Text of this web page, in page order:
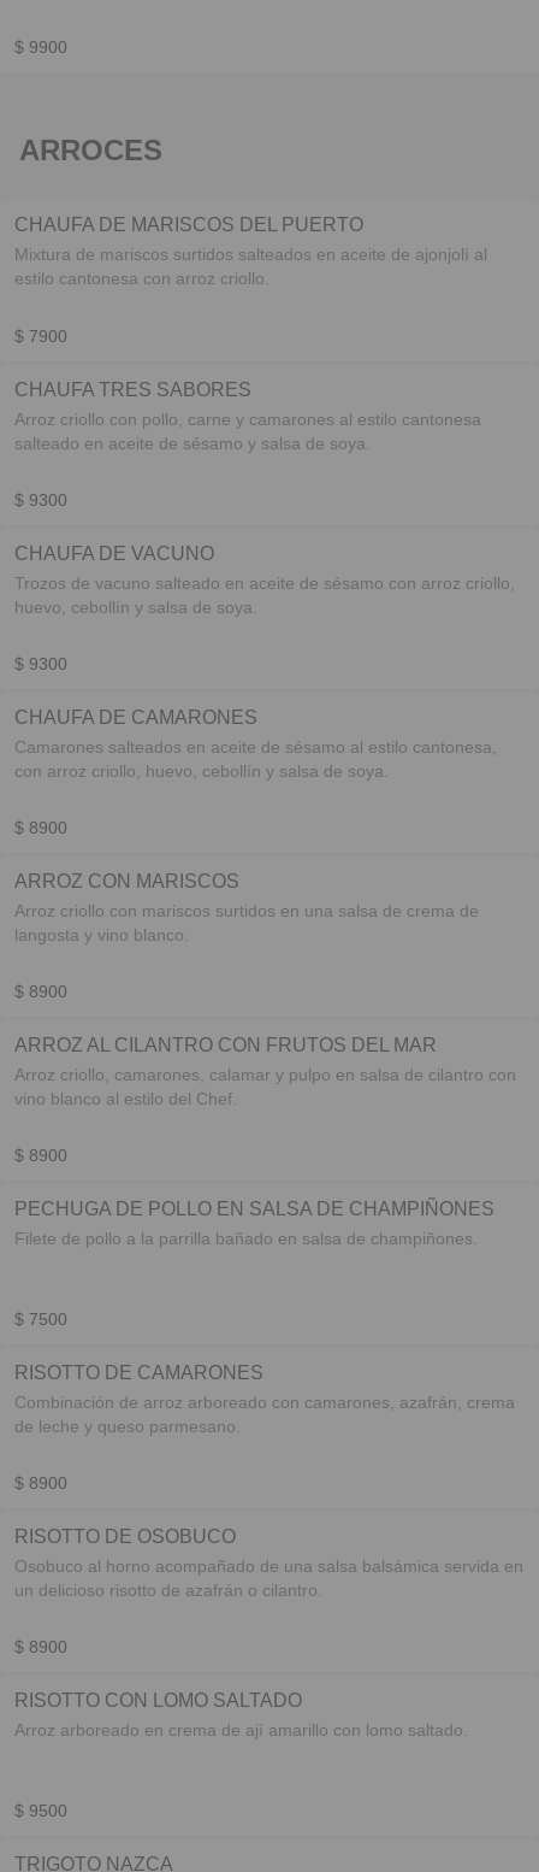
$ 9900
ARROCES
CHAUFA DE MARISCOS DEL PUERTO
Mixtura de mariscos surtidos salteados en aceite de ajonjolí al
estilo cantonesa con arroz criollo.
$ 7900
CHAUFA TRES SABORES
Arroz criollo con pollo, carne y camarones al estilo cantonesa
salteado en aceite de sésamo y salsa de soya.
$ 9300
CHAUFA DE VACUNO
Trozos de vacuno salteado en aceite de sésamo con arroz criollo,
huevo, cebollín y salsa de soya.
$ 9300
CHAUFA DE CAMARONES
Camarones salteados en aceite de sésamo al estilo cantonesa,
con arroz criollo, huevo, cebollín y salsa de soya.
$ 8900
ARROZ CON MARISCOS
Arroz criollo con mariscos surtidos en una salsa de crema de
langosta y vino blanco.
$ 8900
ARROZ AL CILANTRO CON FRUTOS DEL MAR
Arroz criollo, camarones, calamar y pulpo en salsa de cilantro con
vino blanco al estilo del Chef.
$ 8900
PECHUGA DE POLLO EN SALSA DE CHAMPIÑONES
Filete de pollo a la parrilla bañado en salsa de champiñones.
$ 7500
RISOTTO DE CAMARONES
Combinación de arroz arboreado con camarones, azafrán, crema
de leche y queso parmesano.
$ 8900
RISOTTO DE OSOBUCO
Osobuco al horno acompañado de una salsa balsámica servida en
un delicioso risotto de azafrán o cilantro.
$ 8900
RISOTTO CON LOMO SALTADO
Arroz arboreado en crema de ají amarillo con lomo saltado.
$ 9500
TRIGOTO NAZCA